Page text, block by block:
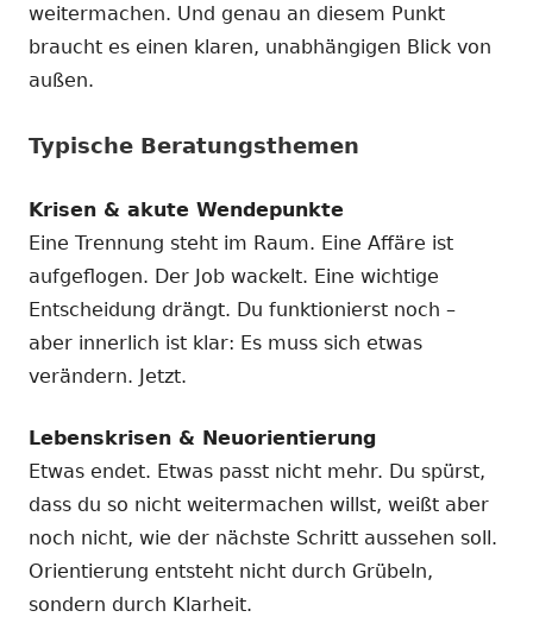
weitermachen. Und genau an diesem Punkt
braucht es einen klaren, unabhängigen Blick von
außen.
Typische Beratungsthemen
Krisen & akute Wendepunkte
Eine Trennung steht im Raum. Eine Affäre ist
aufgeflogen. Der Job wackelt. Eine wichtige
Entscheidung drängt. Du funktionierst noch –
aber innerlich ist klar: Es muss sich etwas
verändern. Jetzt.
Lebenskrisen & Neuorientierung
Etwas endet. Etwas passt nicht mehr. Du spürst,
dass du so nicht weitermachen willst, weißt aber
noch nicht, wie der nächste Schritt aussehen soll.
Orientierung entsteht nicht durch Grübeln,
sondern durch Klarheit.